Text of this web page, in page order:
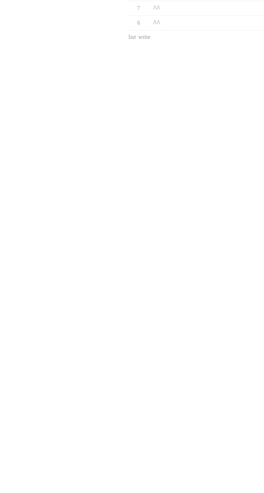
7 ^^
6 ^^
list write